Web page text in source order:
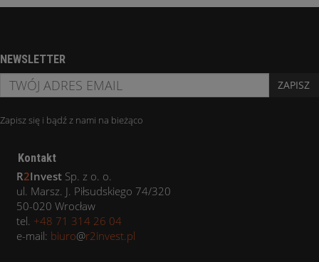
NEWSLETTER
ZAPISZ
Zapisz się i bądź z nami na bieżąco
Kontakt
R2Invest Sp. z o. o.
ul. Marsz. J. Piłsudskiego 74/320
50-020 Wrocław
tel. +48 71 314 26 04
e-mail: biuro@r2invest.pl